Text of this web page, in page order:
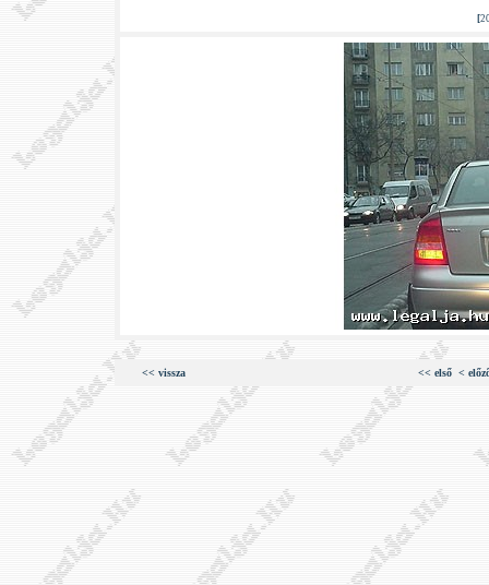
[
<< vissza << első <